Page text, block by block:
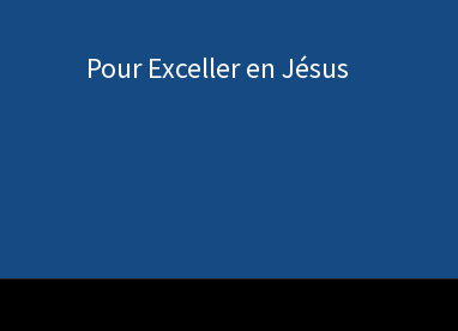
Pour Exceller en Jésus